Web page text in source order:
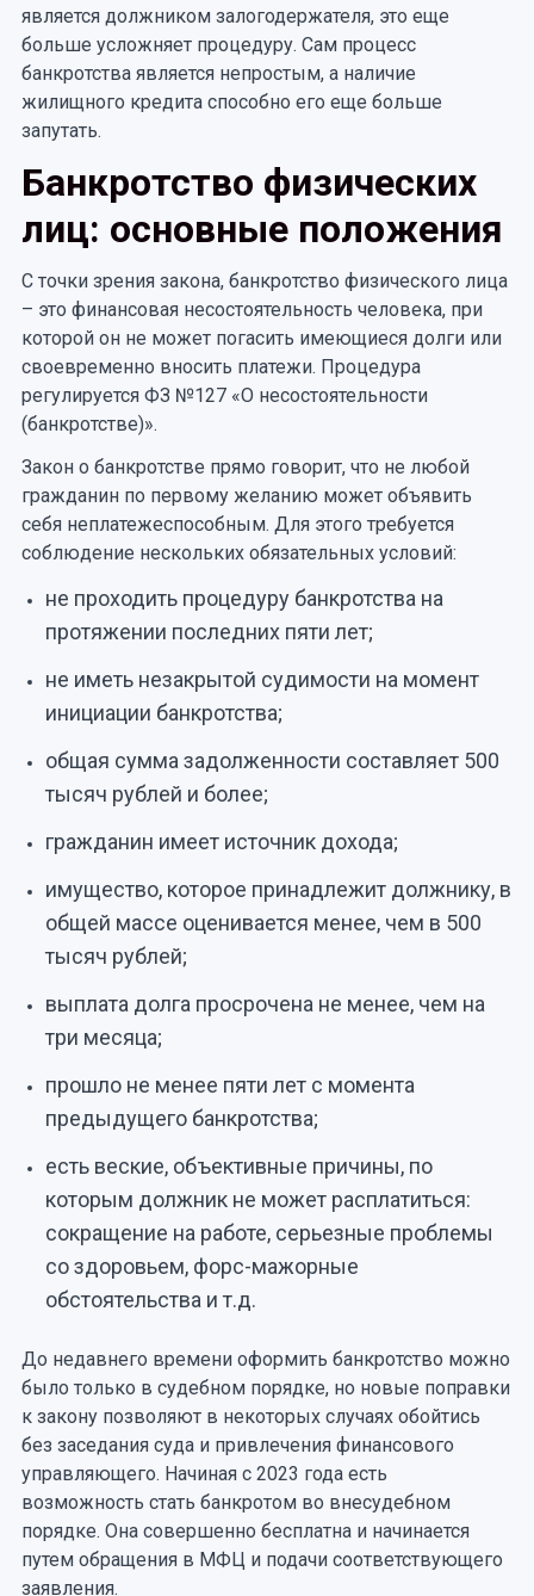
является должником залогодержателя, это еще
больше усложняет процедуру. Сам процесс
банкротства является непростым, а наличие
жилищного кредита способно его еще больше
запутать.
Банкротство физических
лиц: основные положения
С точки зрения закона, банкротство физического лица
– это финансовая несостоятельность человека, при
которой он не может погасить имеющиеся долги или
своевременно вносить платежи. Процедура
регулируется ФЗ №127 «О несостоятельности
(банкротстве)».
Закон о банкротстве прямо говорит, что не любой
гражданин по первому желанию может объявить
себя неплатежеспособным. Для этого требуется
соблюдение нескольких обязательных условий:
не проходить процедуру банкротства на
протяжении последних пяти лет;
не иметь незакрытой судимости на момент
инициации банкротства;
общая сумма задолженности составляет 500
тысяч рублей и более;
гражданин имеет источник дохода;
имущество, которое принадлежит должнику, в
общей массе оценивается менее, чем в 500
тысяч рублей;
выплата долга просрочена не менее, чем на
три месяца;
прошло не менее пяти лет с момента
предыдущего банкротства;
есть веские, объективные причины, по
которым должник не может расплатиться:
сокращение на работе, серьезные проблемы
со здоровьем, форс-мажорные
обстоятельства и т.д.
До недавнего времени оформить банкротство можно
было только в судебном порядке, но новые поправки
к закону позволяют в некоторых случаях обойтись
без заседания суда и привлечения финансового
управляющего. Начиная с 2023 года есть
возможность стать банкротом во внесудебном
порядке. Она совершенно бесплатна и начинается
путем обращения в МФЦ и подачи соответствующего
заявления.